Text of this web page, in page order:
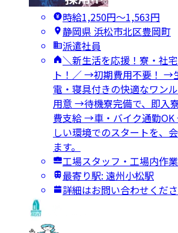
時給1,250円〜1,563円
静岡県 浜松市北区豊岡町
派遣社員
＼新生活を応援！寮・社
ト！／ →初期費用不要！ →
電・寝具付きの快適なワン
用意 →待機寮完備で、即入
費支給 →車・バイク通勤
しい環境でのスタートを、
ます。
工場スタッフ・工場内作
最寄り駅: 遠州小松駅
詳細はお問い合わせくだ